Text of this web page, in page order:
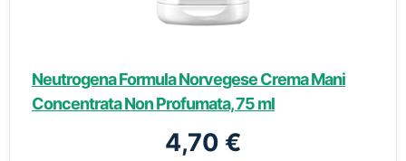
Neutrogena Formula Norvegese Crema Mani
Concentrata Non Profumata, 75 ml
4,70 €